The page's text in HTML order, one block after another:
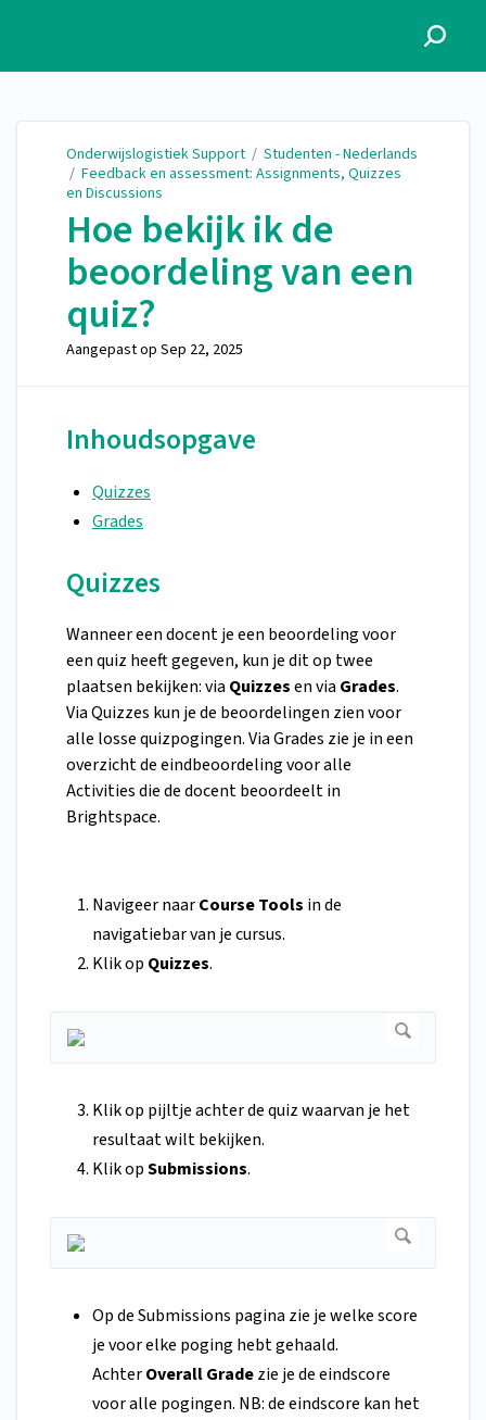
Onderwijslogistiek Support / Studenten - Nederlands
/ Feedback en assessment: Assignments, Quizzes
en Discussions
Hoe bekijk ik de
beoordeling van een
quiz?
Aangepast op Sep 22, 2025
Inhoudsopgave
Quizzes
Grades
Quizzes
Wanneer een docent je een beoordeling voor
een quiz heeft gegeven, kun je dit op twee
plaatsen bekijken: via Quizzesen via Grades.
Via Quizzes kun je de beoordelingen zien voor
alle losse quizpogingen. Via Grades zie je in een
overzicht de eindbeoordeling voor alle
Activities die de docent beoordeelt in
Brightspace.
Navigeer naarCourse Tools in de
navigatiebar van je cursus.
Klik op Quizzes.
Klik op pijltje achter de quiz waarvan je het
resultaat wilt bekijken.
Klik opSubmissions.
Op de Submissions pagina zie je welke score
je voor elke poging hebt gehaald.
AchterOverall Gradezie je de eindscore
voor alle pogingen. NB: de eindscore kan het